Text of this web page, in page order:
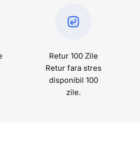
Retur 100 Zile
Retur fara stres
disponibil 100
zile.